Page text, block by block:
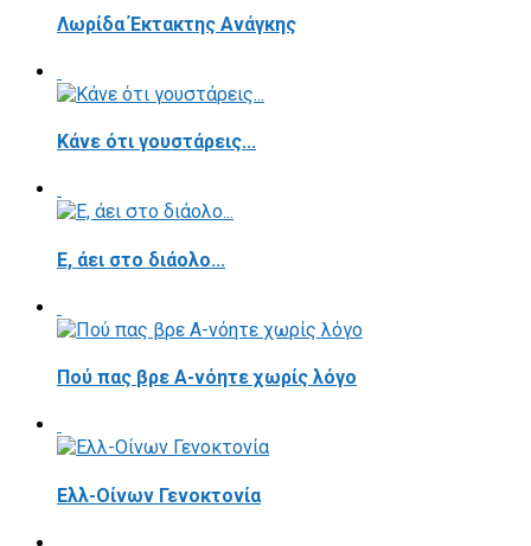
Λωρίδα Έκτακτης Ανάγκης
Κάνε ότι γουστάρεις...
E, άει στο διάολο...
Πού πας βρε Α-νόητε χωρίς λόγο
Ελλ-Οίνων Γενοκτονία